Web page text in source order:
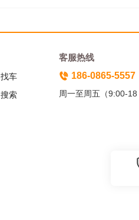
找车
搜索
客服热线
186-0865-5557
周一至周五（9:00-18